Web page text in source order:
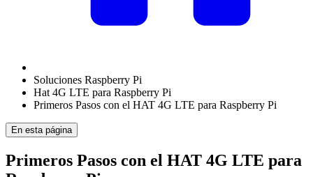
Soluciones Raspberry Pi
Hat 4G LTE para Raspberry Pi
Primeros Pasos con el HAT 4G LTE para Raspberry Pi
En esta página
Primeros Pasos con el HAT 4G LTE para